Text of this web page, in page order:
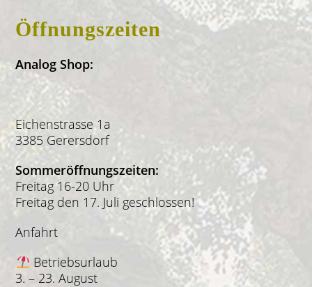
Öffnungszeiten
Analog Shop:
Eichenstrasse 1a
3385 Gerersdorf
Sommeröffnungszeiten:
Freitag 16-20 Uhr
Freitag den 17. Juli geschlossen!
Anfahrt
Betriebsurlaub
3. – 23. August